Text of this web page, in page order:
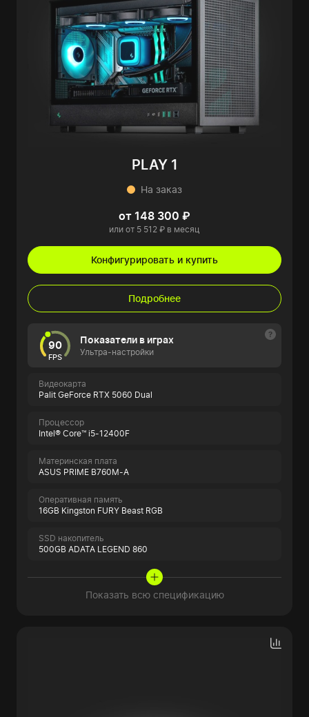
PLAY 1
На заказ
от 148 300 ₽
или от 5 512 ₽ в месяц
Конфигурировать и купить
Подробнее
90
FPS
Показатели в играх
Ультра-настройки
Видеокарта
Palit GeForce RTX 5060 Dual
Процессор
Intel® Core™ i5-12400F
Материнская плата
ASUS PRIME B760M-A
Оперативная память
16GB Kingston FURY Beast RGB
SSD накопитель
500GB ADATA LEGEND 860
Показать всю спецификацию